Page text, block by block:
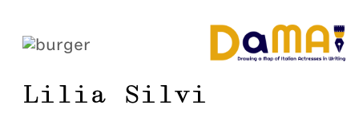
Lilia Silvi